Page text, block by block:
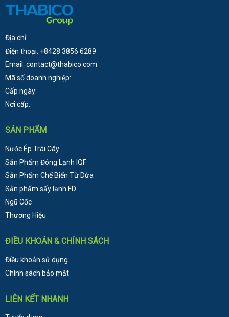
Địa chỉ:
Điện thoại: +8428 3856 6289
Email: contact@thabico.com
Mã số doanh nghiệp:
Cấp ngày:
Nơi cấp:
SẢN PHẨM
Nước Ép Trái Cây
Sản Phẩm Đông Lạnh IQF
Sản Phẩm Chế Biến Từ Dừa
Sản phẩm sấy lạnh FD
Ngũ Cốc
Thương Hiệu
ĐIỀU KHOẢN & CHÍNH SÁCH
Điều khoản sử dụng
Chính sách bảo mật
LIÊN KẾT NHANH